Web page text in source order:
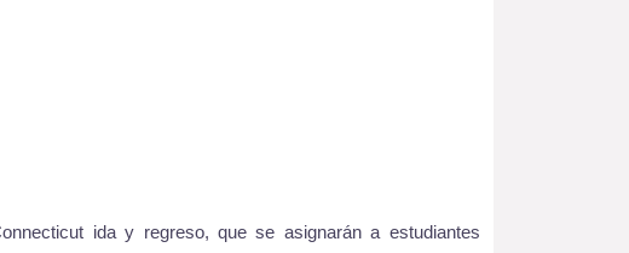
ida y regreso, que se asignarán a estudiantes